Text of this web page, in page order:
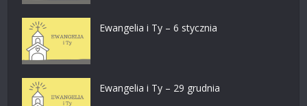
Ewangelia i Ty – 6 stycznia
Ewangelia i Ty – 29 grudnia